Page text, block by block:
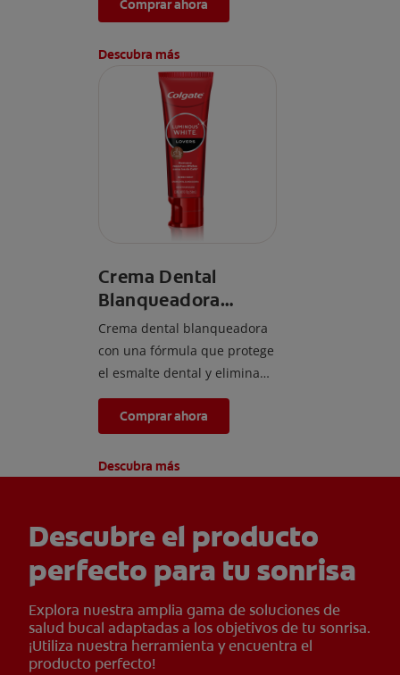
Comprar ahora
Descubra más
Crema Dental
Blanqueadora
Colgate Luminous
White Cafe 70gr
Crema dental blanqueadora
con una fórmula que protege
el esmalte dental y elimina
las manchas difíciles
causadas por el café, el vino,
el té y la cola.
Comprar ahora
Descubra más
Descubre el producto
perfecto para tu sonrisa
Explora nuestra amplia gama de soluciones de
salud bucal adaptadas a los objetivos de tu sonrisa.
¡Utiliza nuestra herramienta y encuentra el
producto perfecto!